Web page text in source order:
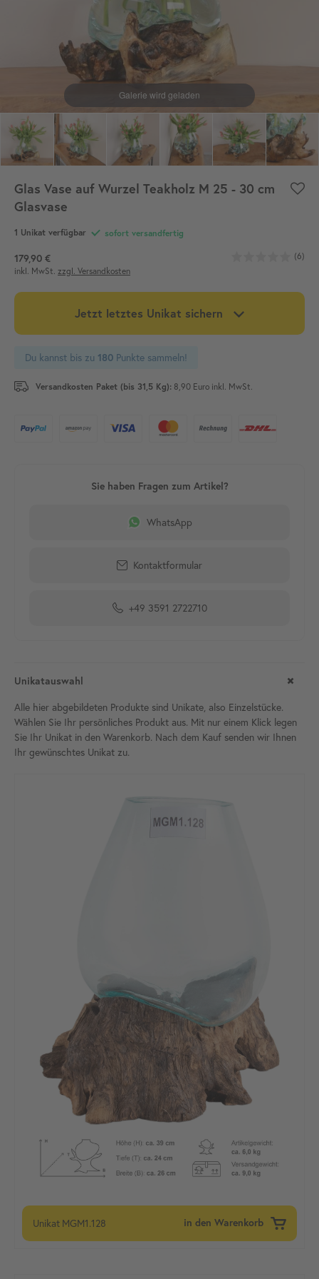
Glas Vase auf Wurzel Teakholz M 25 - 30 cm
Glasvase
1 Unikat verfügbar sofort versandfertig
179,90 €
(6)
inkl. MwSt. zzgl. Versandkosten
Jetzt letztes Unikat sichern
Du kannst bis zu 180 Punkte sammeln!
Versandkosten Paket (bis 31,5 Kg): 8,90 Euro inkl. MwSt.
WhatsApp
Kontaktformular
+49 3591 2722710
Unikatauswahl
Alle hier abgebildeten Produkte sind Unikate, also Einzelstücke.
Wählen Sie Ihr persönliches Produkt aus. Mit nur einem Klick legen
Sie Ihr Unikat in den Warenkorb. Nach dem Kauf senden wir Ihnen
Ihr gewünschtes Unikat zu.
Unikat MGM1.128 in den Warenkorb